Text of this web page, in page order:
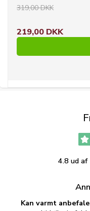
319,00 DKK
219,00 DKK
4.8 ud af
Kan varmt